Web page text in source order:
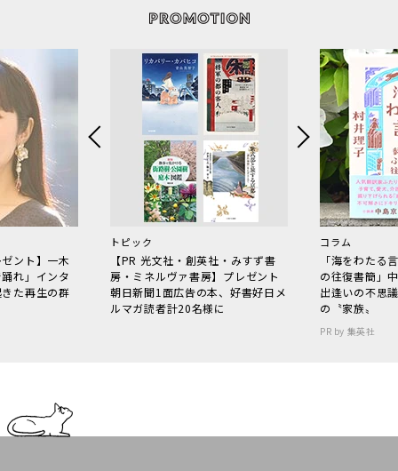
ント】一木
れ」インタ
た再生の群
トピック
【PR 光文社・創英社・みすず書
房・ミネルヴァ書房】プレゼント
朝日新聞1面広告の本、好書好日メ
ルマガ読者計20名様に
コラム
「海をわた
の往復書簡」
出逢いの不思
の〝家族〟
PR by 集英社